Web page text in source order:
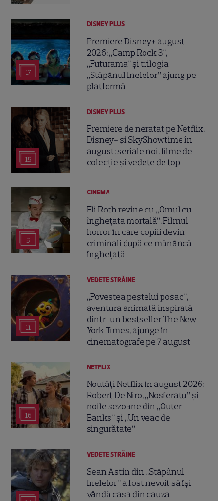
17
DISNEY PLUS
Premiere Disney+ august
2026: „Camp Rock 3”,
„Futurama” și trilogia
„Stăpânul Inelelor” ajung pe
platformă
15
DISNEY PLUS
Premiere de neratat pe Netflix,
Disney+ și SkyShowtime în
august: seriale noi, filme de
colecție și vedete de top
5
CINEMA
Eli Roth revine cu „Omul cu
înghețata mortală”. Filmul
horror în care copiii devin
criminali după ce mănâncă
înghețată
11
VEDETE STRĂINE
„Povestea peștelui posac”,
aventura animată inspirată
dintr-un bestseller The New
York Times, ajunge în
cinematografe pe 7 august
16
NETFLIX
Noutăți Netflix în august 2026:
Robert De Niro, „Nosferatu” și
noile sezoane din „Outer
Banks” și „Un veac de
singurătate”
VEDETE STRĂINE
Sean Astin din „Stăpânul
Inelelor” a fost nevoit să își
vândă casa din cauza